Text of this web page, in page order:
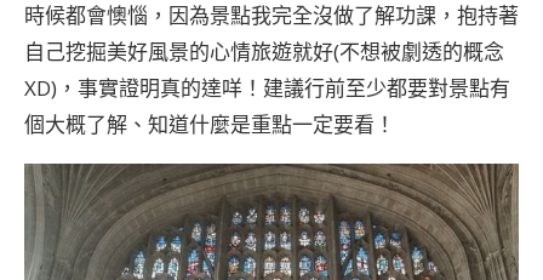
時候都會懊惱，因為景點我完全沒做了解功課，抱持著
自己挖掘美好風景的心情旅遊就好(不想被劇透的概念
XD)，事實證明真的達咩！建議行前至少都要對景點有
個大概了解、知道什麼是重點一定要看！